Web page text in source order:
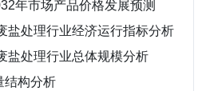
年市场产品价格发展预测
盐处理行业经济运行指标分析
盐处理行业总体规模分析
结构分析